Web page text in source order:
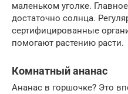
маленьком уголке.
достаточно солнца.
сертифицированные
помогают растению расти.
Комнатный ананас
Ананас в горшочке? Это